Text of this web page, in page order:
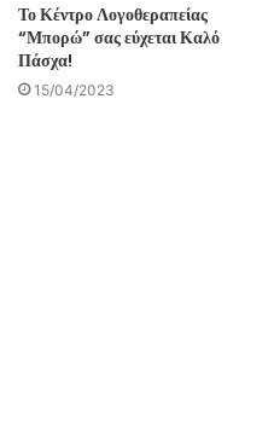
Το Κέντρο Λογοθεραπείας
“Μπορώ” σας εύχεται Καλό
Πάσχα!
15/04/2023